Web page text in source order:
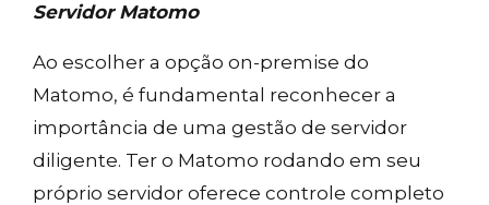
Servidor Matomo
Ao escolher a opção on-premise do
Matomo, é fundamental reconhecer a
importância de uma gestão de servidor
diligente. Ter o Matomo rodando em seu
próprio servidor oferece controle completo